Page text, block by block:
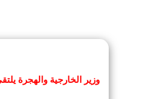
وزير الخارجية والهجرة